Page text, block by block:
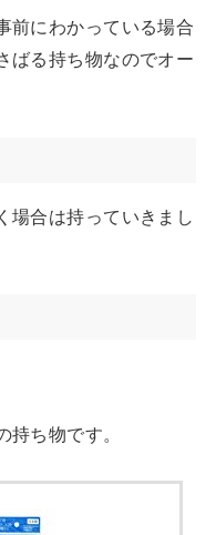
前にわかっている場合
ばる持ち物なのでオー
場合は持っていきまし
持ち物です。